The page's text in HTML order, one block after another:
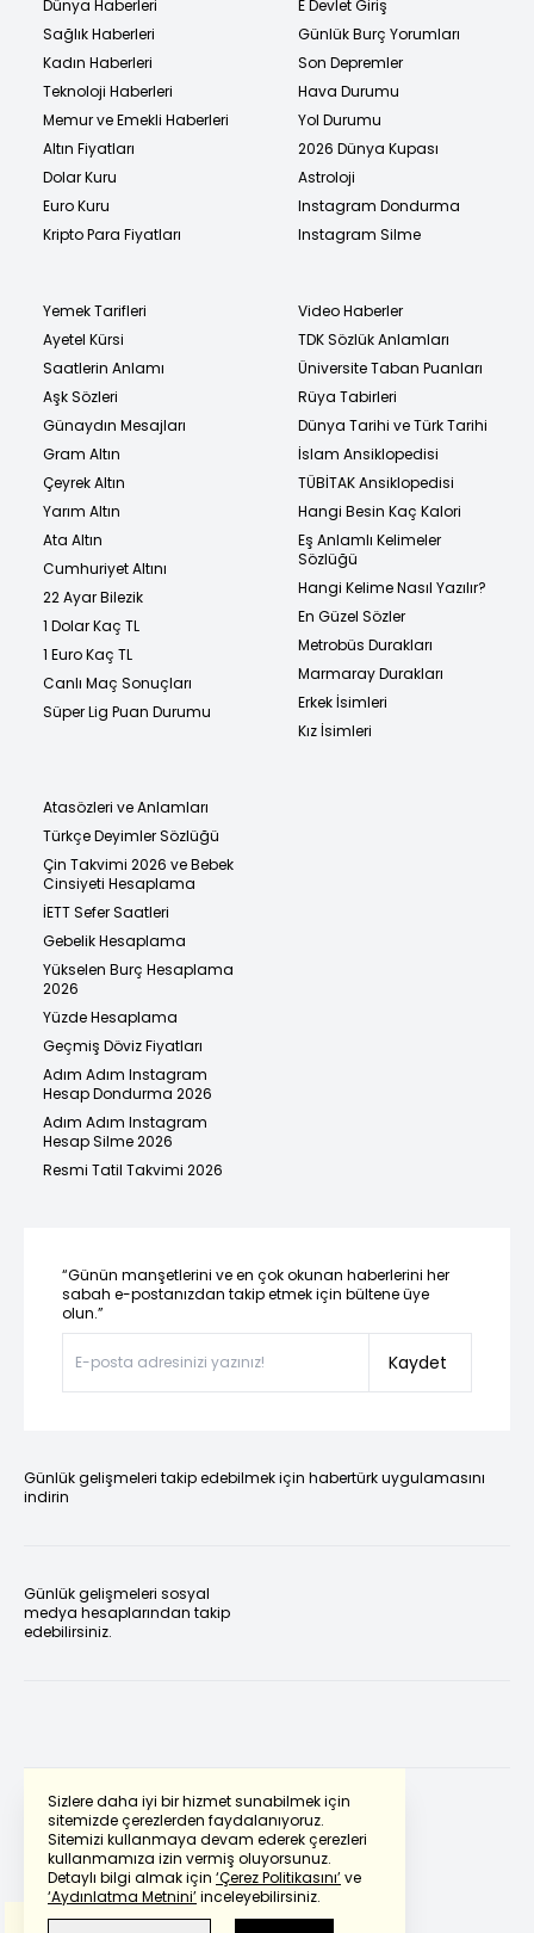
Sizlere daha iyi bir hizmet sunabilmek için
sitemizde çerezlerden faydalanıyoruz.
Sitemizi kullanmaya devam ederek çerezleri
kullanmamıza izin vermiş oluyorsunuz.
Detaylı bilgi almak için ‘Çerez Politikasını’ve
‘Aydınlatma Metnini’inceleyebilirsiniz.
Dünya Haberleri
Sağlık Haberleri
Kadın Haberleri
Teknoloji Haberleri
Memur ve Emekli Haberleri
Altın Fiyatları
Dolar Kuru
Euro Kuru
Kripto Para Fiyatları
E Devlet Giriş
Günlük Burç Yorumları
Son Depremler
Hava Durumu
Yol Durumu
2026 Dünya Kupası
Astroloji
Instagram Dondurma
Instagram Silme
Yemek Tarifleri
Ayetel Kürsi
Saatlerin Anlamı
Aşk Sözleri
Günaydın Mesajları
Gram Altın
Çeyrek Altın
Yarım Altın
Ata Altın
Cumhuriyet Altını
22 Ayar Bilezik
1 Dolar Kaç TL
1 Euro Kaç TL
Canlı Maç Sonuçları
Süper Lig Puan Durumu
Video Haberler
TDK Sözlük Anlamları
Üniversite Taban Puanları
Rüya Tabirleri
Dünya Tarihi ve Türk Tarihi
İslam Ansiklopedisi
TÜBİTAK Ansiklopedisi
Hangi Besin Kaç Kalori
Eş Anlamlı Kelimeler
Sözlüğü
Hangi Kelime Nasıl Yazılır?
En Güzel Sözler
Metrobüs Durakları
Marmaray Durakları
Erkek İsimleri
Kız İsimleri
Atasözleri ve Anlamları
Türkçe Deyimler Sözlüğü
Çin Takvimi 2026 ve Bebek
Cinsiyeti Hesaplama
İETT Sefer Saatleri
Gebelik Hesaplama
Yükselen Burç Hesaplama
2026
Yüzde Hesaplama
Geçmiş Döviz Fiyatları
Adım Adım Instagram
Hesap Dondurma 2026
Adım Adım Instagram
Hesap Silme 2026
Resmi Tatil Takvimi 2026
“Günün manşetlerini ve en çok okunan haberlerini her
sabah e-postanızdan takip etmek için bültene üye
olun.”
Kaydet
Günlük gelişmeleri takip edebilmek için habertürk uygulamasını
indirin
Günlük gelişmeleri sosyal
medya hesaplarından takip
edebilirsiniz.
Powered by Translate
Bu çevirideGoogle Transletekullanılmıştır.